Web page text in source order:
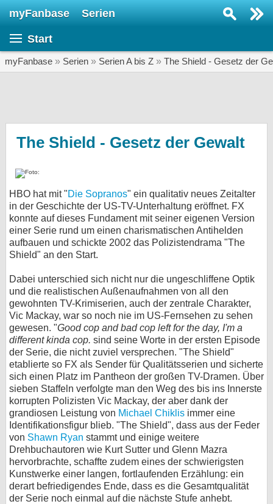
myFanbase Serien
Start
myFanbase » Serien » Serien A bis Z » The Shield - Gesetz der
The Shield - Gesetz der Gewalt
HBO hat mit "Die Sopranos" ein qualitativ neues Zeitalter
in der Geschichte der US-TV-Unterhaltung eröffnet. FX
konnte auf dieses Fundament mit seiner eigenen Version
einer Serie rund um einen charismatischen Antihelden
aufbauen und schickte 2002 das Polizistendrama "The
Shield" an den Start.
Dabei unterschied sich nicht nur die ungeschliffene Optik
und die realistischen Außenaufnahmen von all den
gewohnten TV-Krimiserien, auch der zentrale Charakter,
Vic Mackay, war so noch nie im US-Fernsehen zu sehen
gewesen. "Good cop and bad cop left for the day, I'm a
different kinda cop. sind seine Worte in der ersten Episode
der Serie, die nicht zuviel versprechen. "The Shield"
etablierte so FX als Sender für Qualitätsserien und sicherte
sich einen Platz im Pantheon der großen TV-Dramen. Über
sieben Staffeln verfolgte man den Weg des bis ins Innerste
korrupten Polizisten Vic Mackay, der aber dank der
grandiosen Leistung von Michael Chiklis immer eine
Identifikationsfigur blieb. "The Shield", dass aus der Feder
von Shawn Ryan stammt und einige weitere
Drehbuchautoren wie Kurt Sutter und Glenn Mazra
hervorbrachte, schaffte zudem eines der schwierigsten
Kunstwerke einer langen, fortlaufenden Erzählung: ein
derart befriedigendes Ende, dass es die Gesamtqualität
der Serie noch einmal auf die nächste Stufe anhebt.
SERIEN
Specials
SERVICE
Gewinnspiele
bei X
bei Facebook
Kontakt
Nutzungsbedingungen
Datenschutz
Cookie-Einstellungen
Impressum
Desktop-Ansicht
myFanbase